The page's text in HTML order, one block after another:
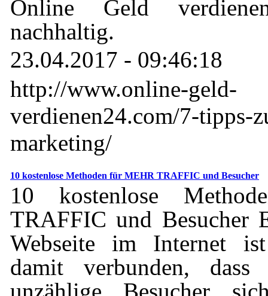
Online Geld
nachhaltig.
23.04.2017 - 09:46:18
http://www.online-geld-
verdienen24.com/7-tipps-
marketing/
10 kostenlose Methoden für MEHR TRAFFIC und Besucher
10 kostenlose
TRAFFIC und Besucher
Webseite im Internet
damit verbunden,